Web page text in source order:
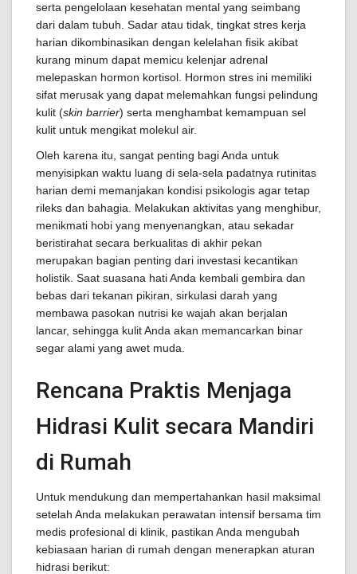
serta pengelolaan kesehatan mental yang seimbang
dari dalam tubuh. Sadar atau tidak, tingkat stres kerja
harian dikombinasikan dengan kelelahan fisik akibat
kurang minum dapat memicu kelenjar adrenal
melepaskan hormon kortisol. Hormon stres ini memiliki
sifat merusak yang dapat melemahkan fungsi pelindung
kulit (skin barrier) serta menghambat kemampuan sel
kulit untuk mengikat molekul air.
Oleh karena itu, sangat penting bagi Anda untuk
menyisipkan waktu luang di sela-sela padatnya rutinitas
harian demi memanjakan kondisi psikologis agar tetap
rileks dan bahagia. Melakukan aktivitas yang menghibur,
menikmati hobi yang menyenangkan, atau sekadar
beristirahat secara berkualitas di akhir pekan
merupakan bagian penting dari investasi kecantikan
holistik. Saat suasana hati Anda kembali gembira dan
bebas dari tekanan pikiran, sirkulasi darah yang
membawa pasokan nutrisi ke wajah akan berjalan
lancar, sehingga kulit Anda akan memancarkan binar
segar alami yang awet muda.
Rencana Praktis Menjaga
Hidrasi Kulit secara Mandiri
di Rumah
Untuk mendukung dan mempertahankan hasil maksimal
setelah Anda melakukan perawatan intensif bersama tim
medis profesional di klinik, pastikan Anda mengubah
kebiasaan harian di rumah dengan menerapkan aturan
hidrasi berikut: